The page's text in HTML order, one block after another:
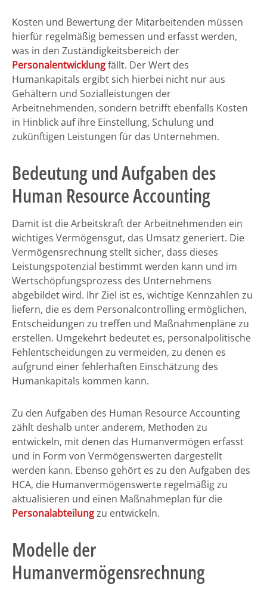
Kosten und Bewertung der Mitarbeitenden müssen
hierfür regelmäßig bemessen und erfasst werden,
was in den Zuständigkeitsbereich der
Personalentwicklungfällt. Der Wert des
Humankapitals ergibt sich hierbei nicht nur aus
Gehältern und Sozialleistungen der
Arbeitnehmenden, sondern betrifft ebenfalls Kosten
in Hinblick auf ihre Einstellung, Schulung und
zukünftigen Leistungen für das Unternehmen.
Bedeutung und Aufgaben des
Human Resource Accounting
Damit ist die Arbeitskraft der Arbeitnehmenden ein
wichtiges Vermögensgut, das Umsatz generiert. Die
Vermögensrechnung stellt sicher, dass dieses
Leistungspotenzial bestimmt werden kann und im
Wertschöpfungsprozess des Unternehmens
abgebildet wird. Ihr Ziel ist es, wichtige Kennzahlen zu
liefern, die es dem Personalcontrolling ermöglichen,
Entscheidungen zu treffen und Maßnahmenpläne zu
erstellen. Umgekehrt bedeutet es, personalpolitische
Fehlentscheidungen zu vermeiden, zu denen es
aufgrund einer fehlerhaften Einschätzung des
Humankapitals kommen kann.
Zu den Aufgaben des Human Resource Accounting
zählt deshalb unter anderem, Methoden zu
entwickeln, mit denen das Humanvermögen erfasst
und in Form von Vermögenswerten dargestellt
werden kann. Ebenso gehört es zu den Aufgaben des
HCA, die Humanvermögenswerte regelmäßig zu
aktualisieren und einen Maßnahmeplan für die
Personalabteilungzu entwickeln.
Modelle der
Humanvermögensrechnung